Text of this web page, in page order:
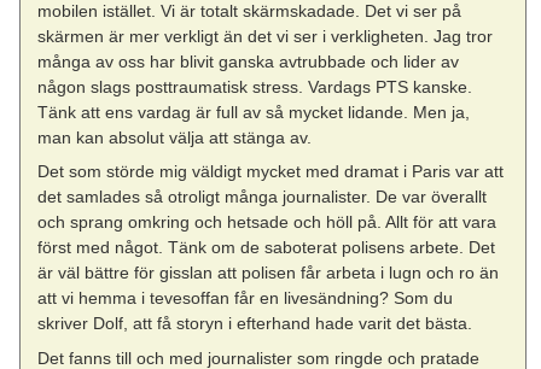
mobilen istället. Vi är totalt skärmskadade. Det vi ser på
skärmen är mer verkligt än det vi ser i verkligheten. Jag tror
många av oss har blivit ganska avtrubbade och lider av
någon slags posttraumatisk stress. Vardags PTS kanske.
Tänk att ens vardag är full av så mycket lidande. Men ja,
man kan absolut välja att stänga av.
Det som störde mig väldigt mycket med dramat i Paris var att
det samlades så otroligt många journalister. De var överallt
och sprang omkring och hetsade och höll på. Allt för att vara
först med något. Tänk om de saboterat polisens arbete. Det
är väl bättre för gisslan att polisen får arbeta i lugn och ro än
att vi hemma i tevesoffan får en livesändning? Som du
skriver Dolf, att få storyn i efterhand hade varit det bästa.
Det fanns till och med journalister som ringde och pratade